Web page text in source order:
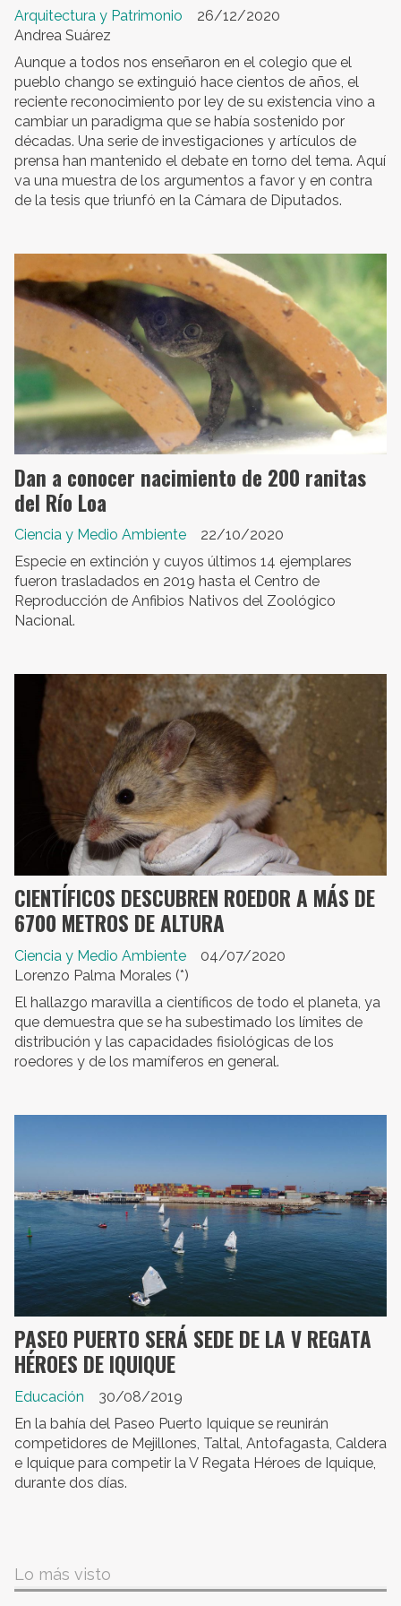
Andrea Suárez
Arquitectura y Patrimonio 26/12/2020
Aunque a todos nos enseñaron en el colegio que el
pueblo chango se extinguió hace cientos de años, el
reciente reconocimiento por ley de su existencia vino a
cambiar un paradigma que se había sostenido por
décadas. Una serie de investigaciones y artículos de
prensa han mantenido el debate en torno del tema. Aquí
va una muestra de los argumentos a favor y en contra
de la tesis que triunfó en la Cámara de Diputados.
Dan a conocer nacimiento de 200 ranitas
del Río Loa
Ciencia y Medio Ambiente
22/10/2020
Especie en extinción y cuyos últimos 14 ejemplares
fueron trasladados en 2019 hasta el Centro de
Reproducción de Anfibios Nativos del Zoológico
Nacional.
CIENTÍFICOS DESCUBREN ROEDOR A MÁS DE
6700 METROS DE ALTURA
Lorenzo Palma Morales (*)
Ciencia y Medio Ambiente 04/07/2020
El hallazgo maravilla a científicos de todo el planeta, ya
que demuestra que se ha subestimado los límites de
distribución y las capacidades fisiológicas de los
roedores y de los mamíferos en general.
PASEO PUERTO SERÁ SEDE DE LA V REGATA
HÉROES DE IQUIQUE
Educación
30/08/2019
En la bahía del Paseo Puerto Iquique se reunirán
competidores de Mejillones, Taltal, Antofagasta, Caldera
e Iquique para competir la V Regata Héroes de Iquique,
durante dos días.
Lo más visto